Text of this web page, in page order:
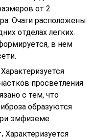
от 2
Очаги расположены
отделах легких.
в нем
Характеризуется
просветления
с тем, что
образуются
эмфиземе.
Характеризуется